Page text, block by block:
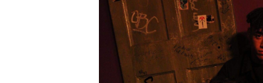
JAK NALADIT
RÁDIO
APLIKACE
PLAYLIST